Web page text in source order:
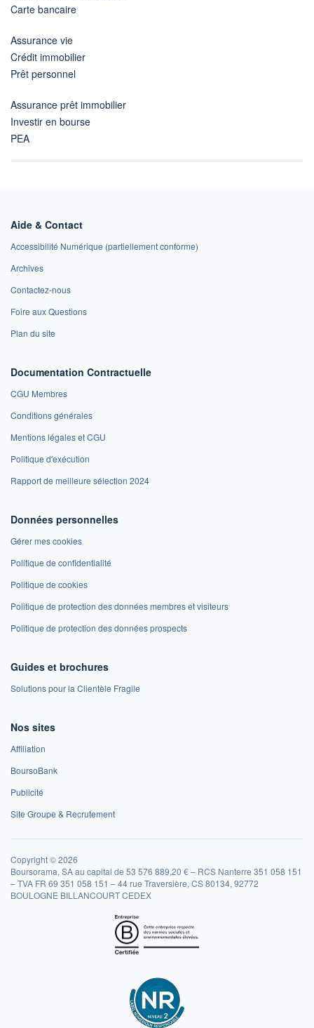
Carte bancaire
Assurance vie
Crédit immobilier
Prêt personnel
Assurance prêt immobilier
Investir en bourse
PEA
Aide & Contact
Accessibilité Numérique (partiellement conforme)
Archives
Contactez-nous
Foire aux Questions
Plan du site
Documentation Contractuelle
CGU Membres
Conditions générales
Mentions légales et CGU
Politique d'exécution
Rapport de meilleure sélection 2024
Données personnelles
Gérer mes cookies
Politique de confidentialité
Politique de cookies
Politique de protection des données membres et visiteurs
Politique de protection des données prospects
Guides et brochures
Solutions pour la Clientèle Fragile
Nos sites
Affiliation
BoursoBank
Publicité
Site Groupe & Recrutement
Copyright © 2026
Boursorama, SA au capital de 53 576 889,20 € – RCS Nanterre 351 058 151
– TVA FR 69 351 058 151 – 44 rue Traversière, CS 80134, 92772
BOULOGNE BILLANCOURT CEDEX